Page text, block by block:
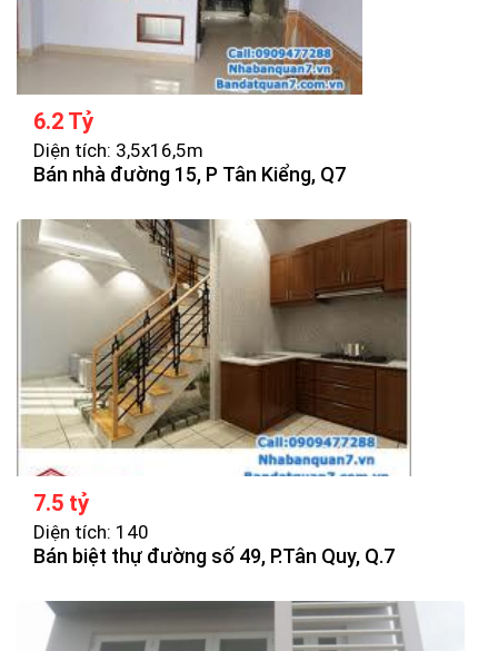
6.2 Tỷ
Diện tích: 3,5x16,5m
Bán nhà đường 15, P Tân Kiểng, Q7
7.5 tỷ
Diện tích: 140
Bán biệt thự đường số 49, P.Tân Quy, Q.7